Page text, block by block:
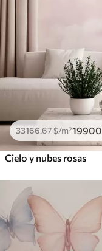
33166.67$/m²19900
Cielo y nubes rosas